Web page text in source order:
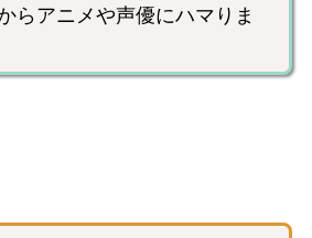
らアニメや声優にハマりま